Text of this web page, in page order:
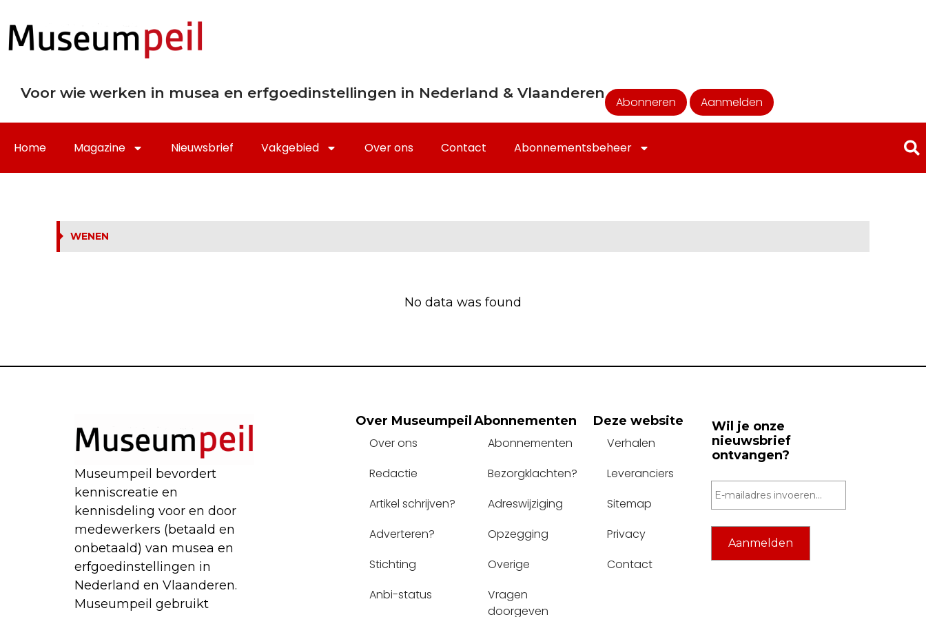
Voor wie werken in musea en erfgoedinstellingen in Nederland & Vlaanderen
Abonneren Aanmelden
Home Magazine Nieuwsbrief Vakgebied Over ons Contact Abonnementsbeheer
WENEN
No data was found
Museumpeil bevordert
kenniscreatie en
kennisdeling voor en door
medewerkers (betaald en
onbetaald) van musea en
erfgoedinstellingen in
Nederland en Vlaanderen.
Museumpeil gebruikt
Over Museumpeil
Over ons
Redactie
Artikel schrijven?
Adverteren?
Stichting
Anbi-status
Abonnementen
Abonnementen
Bezorgklachten?
Adreswijziging
Opzegging
Overige
Vragen
doorgeven
Deze website
Verhalen
Leveranciers
Sitemap
Privacy
Contact
Wil je onze
nieuwsbrief
ontvangen?